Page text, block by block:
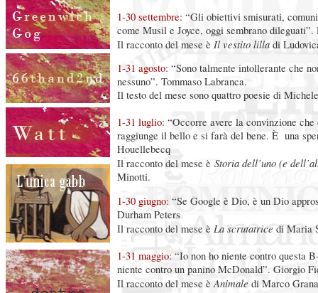
1-30 settembre: “Gli obiettivi smisurati,
come Musil e Joyce, oggi sembrano dileguati”.
Il racconto del mese è Il vestito lilla di
1-31 agosto: “Sono talmente intollerante che
nessuno”. Tommaso Labranca.
Il testo del mese sono quattro poesie di
1-31 luglio: “Occorre avere la convinzione
raggiunge il bello e si farà del bene. È una
Houellebecq
Il racconto del mese è Storia dell’uno (e
Minotti.
1-30 giugno: “Se Google è Dio, è un Dio
Durham Peters
Il racconto del mese è La scrutatrice di Maria
1-31 maggio: “Io non ho niente contro questa
niente contro un panino McDonald”. Giorgio
Il racconto del mese èAnimale di Marco